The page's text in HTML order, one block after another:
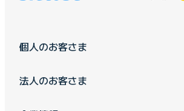
個人のお客さま
法人のお客さま